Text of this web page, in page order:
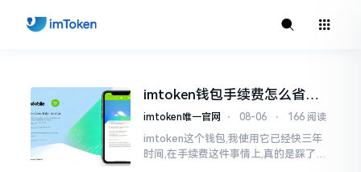
imtoken钱包手续费怎么省？
老玩家告诉你几个实在招
imtoken唯一官网 ⋅ 08-06 ⋅ 166 阅读
imtoken这个钱包,我使用它已经快三年
时间,在手续费这件事情上,真的是踩了好